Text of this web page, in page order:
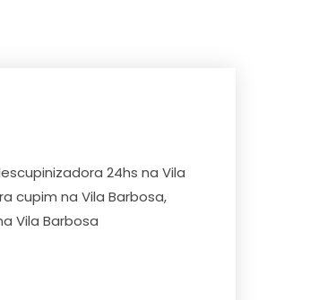
24hs na Vila
cupim na Vila Barbosa,
Vila Barbosa